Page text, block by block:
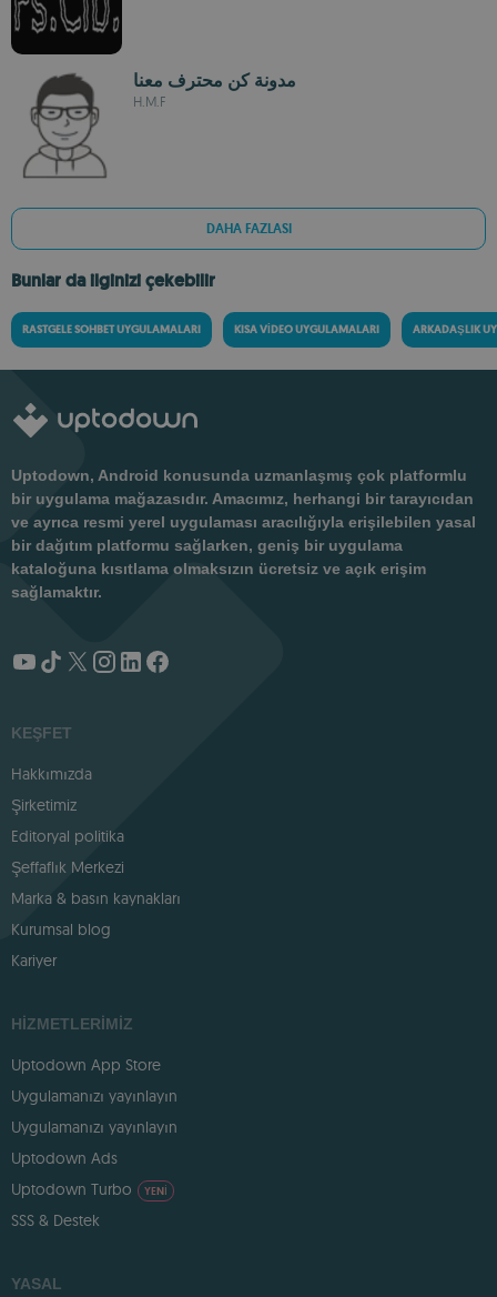
مدونة كن محترف معنا
H.M.F
DAHA FAZLASI
Bunlar da ilginizi çekebilir
RASTGELE SOHBET UYGULAMALARI KISA VIDEO UYGULAMALARI ARKADAŞLIK
Uptodown, Android konusunda uzmanlaşmış çok platformlu
bir uygulama mağazasıdır. Amacımız, herhangi bir tarayıcıdan
ve ayrıca resmi yerel uygulaması aracılığıyla erişilebilen yasal
bir dağıtım platformu sağlarken, geniş bir uygulama
kataloğuna kısıtlama olmaksızın ücretsiz ve açık erişim
sağlamaktır.
KEŞFET
Hakkımızda
Şirketimiz
Editoryal politika
Şeffaflık Merkezi
Marka & basın kaynakları
Kurumsal blog
Kariyer
HIZMETLERIMIZ
Uptodown App Store
Uygulamanızı yayınlayın
Uygulamanızı yayınlayın
Uptodown Ads
Uptodown Turbo
YENI
SSS & Destek
YASAL